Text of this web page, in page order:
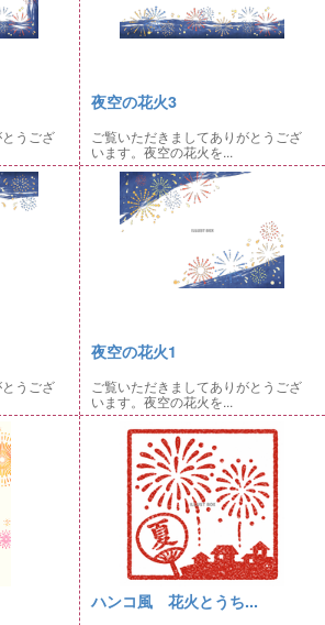
うござ
夜空の花火3
ご覧いただきましてありがとうござ
います。夜空の花火を...
うござ
夜空の花火1
ご覧いただきましてありがとうござ
います。夜空の花火を...
ハンコ風 花火とうち...